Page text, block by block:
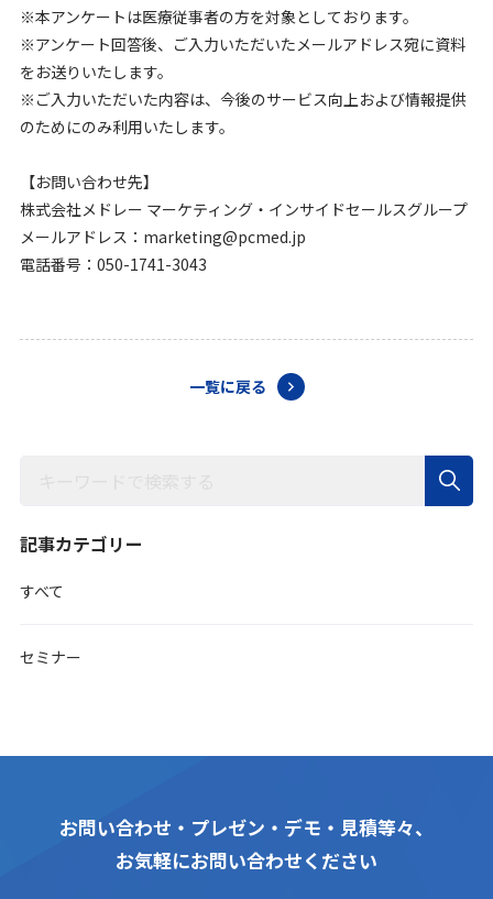
※本アンケートは医療従事者の方を対象としております。
※アンケート回答後、ご入力いただいたメールアドレス宛に資料
をお送りいたします。
※ご入力いただいた内容は、今後のサービス向上および情報提供
のためにのみ利用いたします。
【お問い合わせ先】
株式会社メドレー マーケティング・インサイドセールスグループ
メールアドレス：marketing@pcmed.jp
電話番号：050-1741-3043
一覧に戻る
記事カテゴリー
すべて
セミナー
お問い合わせ・プレゼン・デモ・見積等々、
お気軽にお問い合わせください